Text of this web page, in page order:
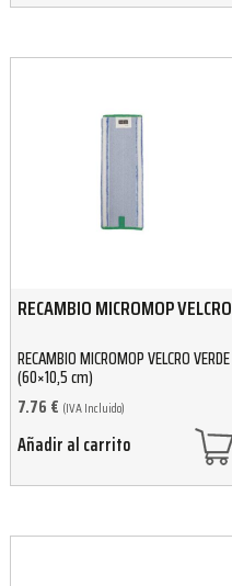
RECAMBIO MICROMOP VELCRO
RECAMBIO MICROMOP VELCRO VERDE
(60×10,5 cm)
7.76 € (IVA Incluido)
Añadir al carrito